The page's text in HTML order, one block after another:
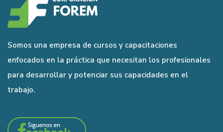
Somos una empresa de cursos y capacitaciones
enfocados en la práctica que necesitan los profesionales
para desarrollar y potenciar sus capacidades en el
trabajo.